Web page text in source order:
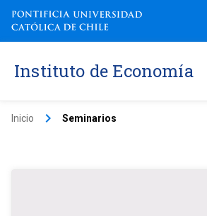
Instituto de Economía
Inicio keyboard_arrow_right Seminarios